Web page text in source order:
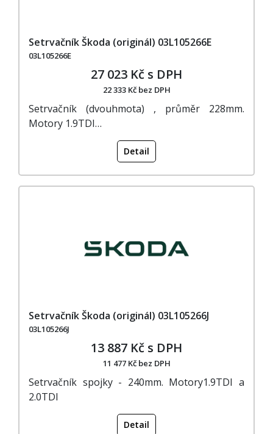
Setrvačník Škoda (originál) 03L105266E
03L105266E
27 023 Kč s DPH
22 333 Kč bez DPH
Setrvačník (dvouhmota) , průměr 228mm.
Motory 1.9TDI…
Detail
Setrvačník Škoda (originál) 03L105266J
03L105266J
13 887 Kč s DPH
11 477 Kč bez DPH
Setrvačník spojky - 240mm. Motory1.9TDI a
2.0TDI
Detail